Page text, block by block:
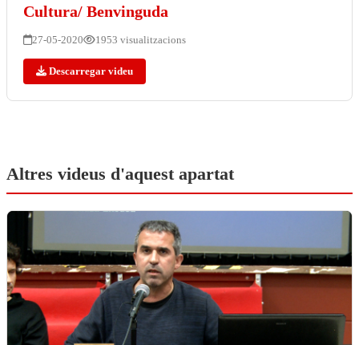
Cultura/ Benvinguda
27-05-2020 1953 visualitzacions
Descarregar videu
Altres videus d'aquest apartat